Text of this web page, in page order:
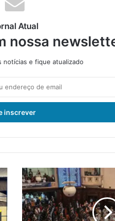
Atual
nossa
notícias e fique atualizado
M
a
n
g
a